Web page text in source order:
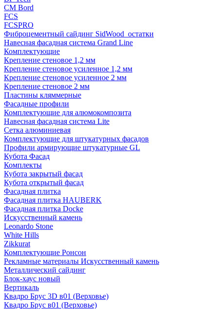
CM Bord
FCS
FCSPRO
Фиброцементный сайдинг SidWood_остатки
Навесная фасадная система Grand Line
Комплектующие
Крепление стеновое 1,2 мм
Крепление стеновое усиленное 1,2 мм
Крепление стеновое усиленное 2 мм
Крепление стеновое 2 мм
Пластины кляммерные
Фасадные профили
Комплектующие для алюмокомпозита
Навесная фасадная система Lite
Сетка алюминиевая
Комплектующие для штукатурных фасадов
Профили армирующие штукатурные GL
Кубота Фасад
Комплекты
Кубота закрытый фасад
Кубота открытый фасад
Фасадная плитка
Фасадная плитка HAUBERK
Фасадная плитка Docke
Искусственный камень
Leonardo Stone
White Hills
Zikkurat
Комплектующие Ронсон
Рекламные материалы Искусственный камень
Металлический сайдинг
Блок-хаус новый
Вертикаль
Квадро Брус 3D в01 (Верховье)
Квадро Брус в01 (Верховье)